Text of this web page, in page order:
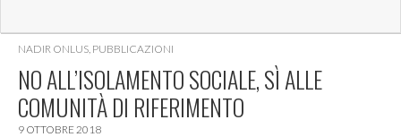
ASSOCIAZIONE NADIR
ETS
NADIR ONLUS, PUBBLICAZIONI
NO ALL’ISOLAMENTO SOCIALE, SÌ ALLE
COMUNITÀ DI RIFERIMENTO
9 OTTOBRE 2018